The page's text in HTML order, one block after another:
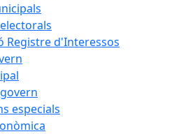
Registre d'Interessos
especials